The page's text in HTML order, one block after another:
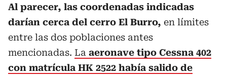
Al parecer, las coordenadas indicadas
darían cerca del cerro El Burro, en límites
entre las dos poblaciones antes
mencionadas. La aeronave tipo Cessna 402
con matrícula HK 2522 había salido de